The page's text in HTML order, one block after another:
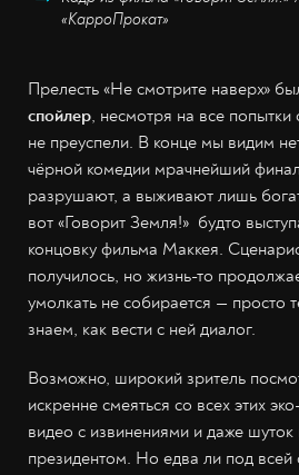
«КарроПрокат»
Прелесть «Не смотрите наверх»
спойлер, несмотря на все попытки
не преуспели. В конце мы видим
чёрной комедии мрачнейший
разрушают, а выживают лишь
вот «Говорит Земля!» будто
концовку фильма Маккея.
получилось, но жизнь-то
умолкать не собирается — просто
знаем, как вести с ней диалог.
Возможно, широкий зритель
искренне смеяться со всех этих
видео с извинениями и даже
президентом. Но едва ли под